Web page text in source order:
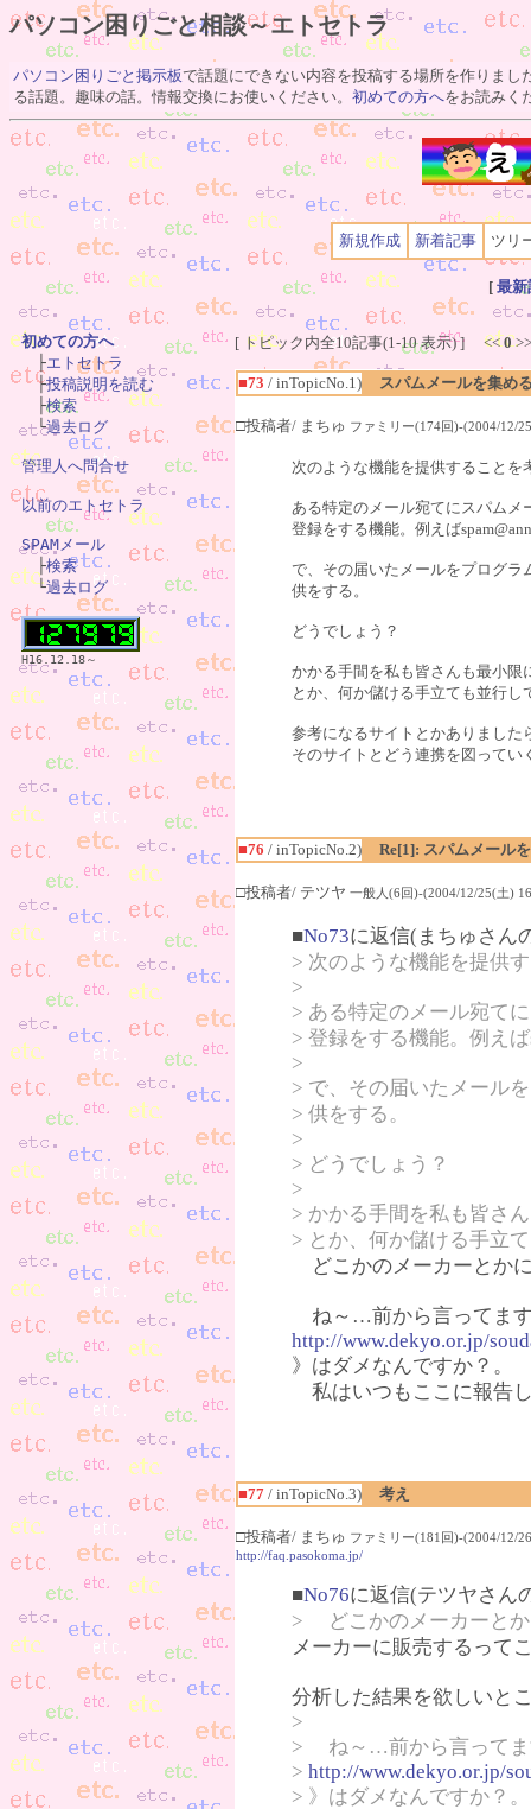
パソコン困りごと相談～エトセトラ
パソコン困りごと掲示板で話題にできない内容を投稿する場所を作りまし
る話題。趣味の話。情報交換にお使いください。 初めての方へをお読みく
新規作成 新着記事 ツリ
[ 最新
[ トピック内全10記事(1-10 表示) ] <<0>>
■73 / inTopicNo.1) スパムメールを集め
□投稿者/ まちゅ ファミリー(174回)-(2004/12/
次のような機能を提供することを
ある特定のメール宛てにスパム
登録をする機能。例えば
で、その届いたメールをプログラ
供をする。
どうでしょう？
かかる手間を私も皆さんも最小限
とか、何か儲ける手立ても並行し
参考になるサイトとかありました
そのサイトとどう連携を図って
■76 / inTopicNo.2) Re[1]: スパムメール
□投稿者/ テツヤ 一般人(6回)-(2004/12/25(土)
■No73に返信(まちゅさん
> 次のような機能を提供
>
> ある特定のメール宛て
> 登録をする機能。例え
>
> で、その届いたメール
> 供をする。
>
> どうでしょう？
>
> かかる手間を私も皆さ
> とか、何か儲ける手立
どこかのメーカーとか
ね～…前から言ってます
http://www.dekyo.or.jp/
》はダメなんですか？。
私はいつもここに報告
■77 / inTopicNo.3) 考え
□投稿者/ まちゅ ファミリー(181回)-(2004/12/
http://faq.pasokoma.jp/
■No76に返信(テツヤさん
> どこかのメーカーとか
メーカーに販売するって
分析した結果を欲しいと
>
> ね～…前から言ってま
> http://www.dekyo.or.jp/
> 》はダメなんですか？。
初めての方へ
├エトセトラ
├投稿説明を読む
├検索
└過去ログ
管理人へ問合せ
以前のエトセトラ
SPAMメール
├検索
└過去ログ
H16.12.18～